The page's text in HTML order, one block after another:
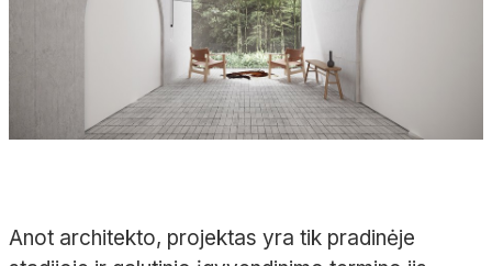
Anot architekto, projektas yra tik pradinėje